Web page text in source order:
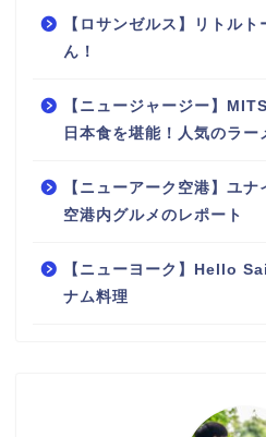
【ロサンゼルス】リトル
ん！
【ニュージャージー】
日本食を堪能！人気のラ
【ニューアーク空港】ユ
空港内グルメのレポート
【ニューヨーク】Hello
ナム料理